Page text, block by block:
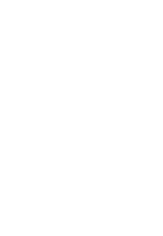
השני כשאני
גיליתי שאני
בו כוחות